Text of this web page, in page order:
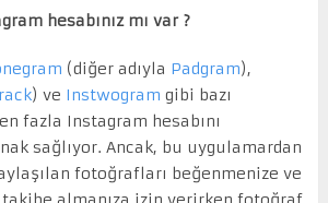
hesabınız mı var ?
(diğer adıyla Padgram),
) ve Instwogram gibi bazı
fazla Instagram hesabını
sağlıyor. Ancak, bu uygulamardan
fotoğrafları beğenmenize ve